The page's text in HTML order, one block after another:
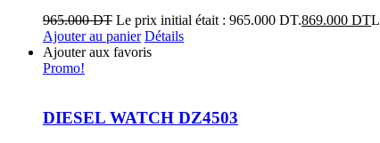
965.000DT Le prix initial était : 965.000 DT.869.000 DT
Ajouter au panier Détails
Ajouter aux favoris
Promo!
DIESEL WATCH DZ4503